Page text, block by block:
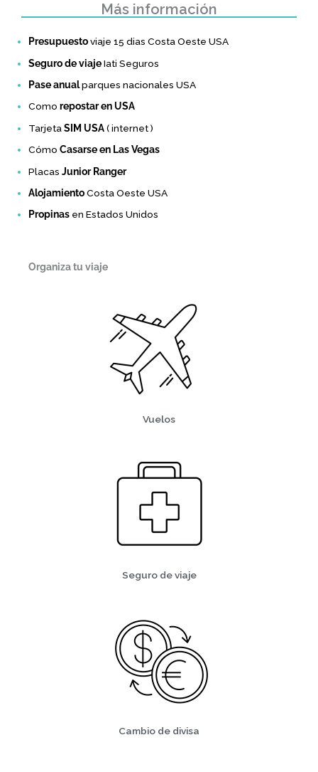
Más información
Presupuestoviaje 15 dias Costa Oeste USA
Seguro de viajeIati Seguros
Pase anualparques nacionales USA
Como repostar en USA
Tarjeta SIM USA( internet )
Cómo Casarse en Las Vegas
Placas Junior Ranger
AlojamientoCosta Oeste USA
Propinas en Estados Unidos
Organiza tu viaje
Vuelos
Seguro de viaje
Cambio de divisa